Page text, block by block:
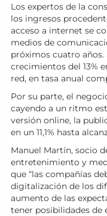
Los expertos de la
los ingresos
acceso a internet se
medios de
próximos cuatro
crecimientos del 13%
red, en tasa anual
Por su parte, el
cayendo a un ritmo
versión online, la
en un 11,1% hasta
Manuel Martín, socio
entretenimiento y
que “las compañías
digitalización de los
aumento de las
tener posibilidades de